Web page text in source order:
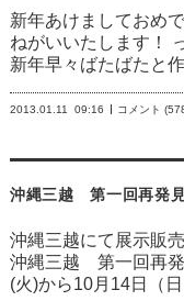
新年あけましておめ
ねがいいたします！
新年早々ばたばたと
2013.01.11 09:16 コメント
沖縄三越 第一回再発
沖縄三越にて展示販
沖縄三越 第一回再
(火)から10月14日（